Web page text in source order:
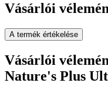
Vásárlói
A termék értékelése
Vásárlói
Nature's Plus